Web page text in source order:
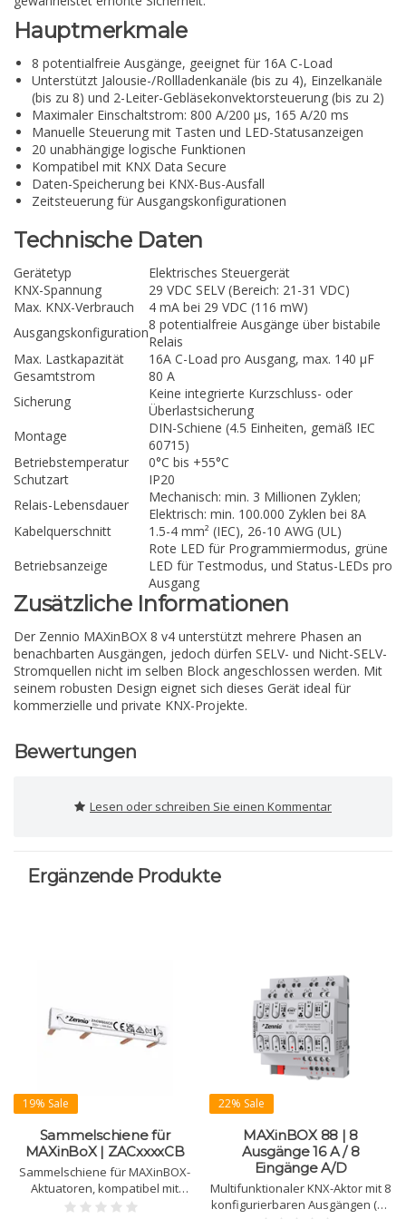
Hauptmerkmale
8 potentialfreie Ausgänge, geeignet für 16A C-Load
Unterstützt Jalousie-/Rollladenkanäle (bis zu 4), Einzelkanäle
(bis zu 8) und 2-Leiter-Gebläsekonvektorsteuerung (bis zu 2)
Maximaler Einschaltstrom: 800 A/200 μs, 165 A/20 ms
Manuelle Steuerung mit Tasten und LED-Statusanzeigen
20 unabhängige logische Funktionen
Kompatibel mit KNX Data Secure
Daten-Speicherung bei KNX-Bus-Ausfall
Zeitsteuerung für Ausgangskonfigurationen
Technische Daten
Gerätetyp
Elektrisches Steuergerät
KNX-Spannung
29 VDC SELV (Bereich: 21-31 VDC)
Max. KNX-Verbrauch
4 mA bei 29 VDC (116 mW)
Ausgangskonfiguration8 potentialfreie Ausgänge über bistabile
Relais
Max. Lastkapazität
16A C-Load pro Ausgang, max. 140 µF
Gesamtstrom
80 A
Sicherung
Keine integrierte Kurzschluss- oder
Überlastsicherung
Montage
DIN-Schiene (4.5 Einheiten, gemäß IEC
60715)
Betriebstemperatur
0°C bis +55°C
Schutzart
IP20
Relais-Lebensdauer
Mechanisch: min. 3 Millionen Zyklen;
Elektrisch: min. 100.000 Zyklen bei 8A
Kabelquerschnitt
1.5-4 mm² (IEC), 26-10 AWG (UL)
Betriebsanzeige
Rote LED für Programmiermodus, grüne
LED für Testmodus, und Status-LEDs pro
Ausgang
Zusätzliche Informationen
Der Zennio MAXinBOX 8 v4 unterstützt mehrere Phasen an
benachbarten Ausgängen, jedoch dürfen SELV- und Nicht-SELV-
Stromquellen nicht im selben Block angeschlossen werden. Mit
seinem robusten Design eignet sich dieses Gerät ideal für
kommerzielle und private KNX-Projekte.
Bewertungen
Lesen oder schreiben Sie einen Kommentar
Ergänzende Produkte
19% Sale
Sammelschiene für
MAXinBoX | ZACxxxxCB
Sammelschiene für MAXinBOX-
Aktuatoren, kompatibel mit
verschiedenen Modellen.
22% Sale
MAXinBOX 88 | 8
Ausgänge 16 A / 8
Eingänge A/D
Multifunktionaler KNX-Aktor mit 8
konfigurierbaren Ausgängen (16